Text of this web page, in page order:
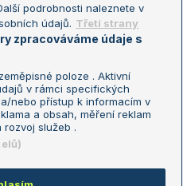
Nastavení soukromí
o zpracování osobních
podrobnosti naleznete v
údajů. Třetí strany
zpracováváme údaje s
poloze . Aktivní
v rámci specifických
nebo přístup k informacím v
a obsah, měření reklam
rozvoj služeb .